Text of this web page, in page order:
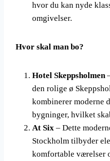
hvor du kan nyde
omgivelser.
Hvor skal man bo?
Hotel Skeppsholmen
den rolige ø
kombinerer moderne
bygninger, hvilket
At Six – Dette
Stockholm tilbyder
komfortable værelser